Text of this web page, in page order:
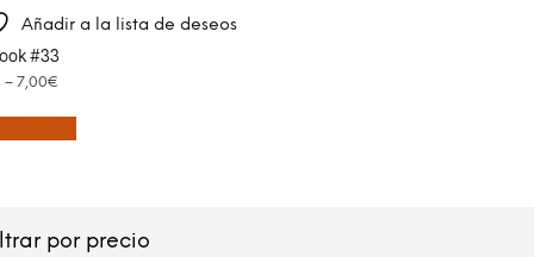
Añadir a la lista de deseos
#33
– 7,00€
por precio